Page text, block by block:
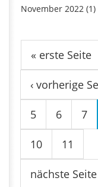
November 2022 (1)
Seiten
« erste Seite
‹ vorherige
5 6 7
10 11
nächste Seite